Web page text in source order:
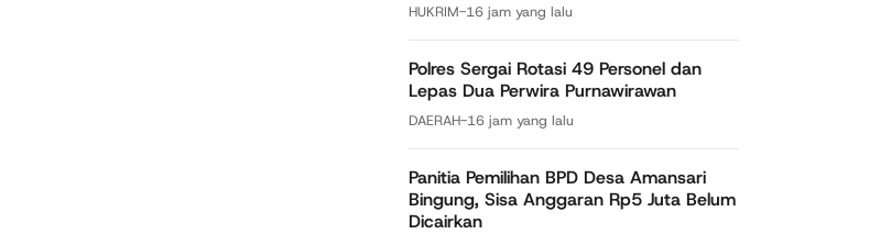
HUKRIM-16 jam yang lalu
Polres Sergai Rotasi 49 Personel dan
Lepas Dua Perwira Purnawirawan
DAERAH-16 jam yang lalu
Panitia Pemilihan BPD Desa Amansari
Bingung, Sisa Anggaran Rp5 Juta Belum
Dicairkan